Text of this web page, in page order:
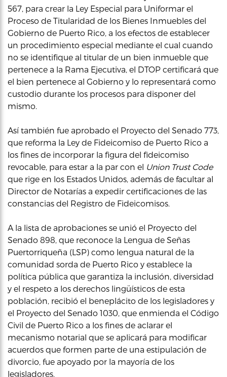
567, para crear la Ley Especial para Uniformar el
Proceso de Titularidad de los Bienes Inmuebles del
Gobierno de Puerto Rico, a los efectos de establecer
un procedimiento especial mediante el cual cuando
no se identifique al titular de un bien inmueble que
pertenece a la Rama Ejecutiva, el DTOP certificará que
el bien pertenece al Gobierno y lo representará como
custodio durante los procesos para disponer del
mismo.
Así también fue aprobado el Proyecto del Senado 773,
que reforma la Ley de Fideicomiso de Puerto Rico a
los fines de incorporar la figura del fideicomiso
revocable, para estar a la par con el Union Trust Code
que rige en los Estados Unidos, además de facultar al
Director de Notarías a expedir certificaciones de las
constancias del Registro de Fideicomisos.
A la lista de aprobaciones se unió el Proyecto del
Senado 898, que reconoce la Lengua de Señas
Puertorriqueña (LSP) como lengua natural de la
comunidad sorda de Puerto Rico y establece la
política pública que garantiza la inclusión, diversidad
y el respeto a los derechos lingüísticos de esta
población, recibió el beneplácito de los legisladores y
el Proyecto del Senado 1030, que enmienda el Código
Civil de Puerto Rico a los fines de aclarar el
mecanismo notarial que se aplicará para modificar
acuerdos que formen parte de una estipulación de
divorcio, fue apoyado por la mayoría de los
legisladores.